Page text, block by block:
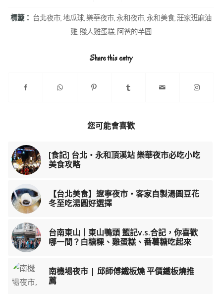
標籤： 台北夜市,地瓜球,樂華夜市,永和夜市,永和美食,莊家班麻油
雞, 賤人雞蛋糕, 阿爸的芋圓
Share this entry
您可能會喜歡
[食記] 台北‧永和頂溪站 樂華夜市必吃小吃
美食攻略
【台北美食】遼寧夜市・客家自製湯圓豆花
冬至吃湯圓好選擇
台南東山｜東山鴨頭 籃記v.s.合記，你喜歡
哪一間？白糖粿、雞蛋糕、番薯糖吃起來
南機場夜市 | 邱師傅鐵板燒 平價鐵板燒推
薦